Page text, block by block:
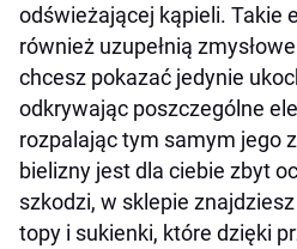
odświeżającej kąpieli. Takie
również uzupełnią
chcesz pokazać jedynie
odkrywając poszczególne
rozpalając tym samym jego
bielizny jest dla ciebie zbyt
szkodzi, w sklepie
topy i sukienki, które dzięki